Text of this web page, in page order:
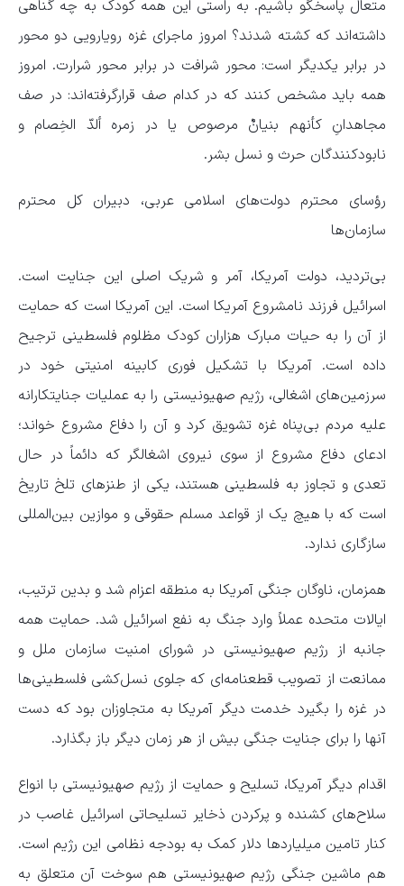
متعال پاسخگو باشیم. به راستی این همه کودک به چه گناهی
داشته‌اند که کشته‌ شدند؟ امروز ماجرای غزه رویارویی دو محور
در برابر یکدیگر است: محور شرافت در برابر محور شرارت. امروز
همه باید مشخص کنند که در کدام صف قرارگرفته‌اند: در صف
مجاهدانِ کأنهم بنیانٌ مرصوص یا در زمره ألدّ الخِصام و
نابودکنندگان حرث و نسل بشر.
رؤسای محترم دولت‌های اسلامی عربی،‌ دبیران کل محترم
سازمان‌ها
بی‌تردید، دولت آمریکا، آمر و شریک اصلی این جنایت است.
اسرائیل فرزند نامشروع آمریکا است. این آمریکا است که حمایت
از آن را به حیات مبارک هزاران کودک مظلوم فلسطینی ترجیح
داده است. آمریکا با تشکیل فوری کابینه امنیتی خود در
سرزمین‌های اشغالی، رژیم صهیونیستی را به عملیات جنایتکارانه
علیه مردم بی‌پناه غزه تشویق کرد و آن را دفاع مشروع خواند؛
ادعای دفاع مشروع از سوی نیروی اشغالگر که دائماً در حال
تعدی و تجاوز به فلسطینی‌ هستند، یکی از طنزهای تلخ تاریخ
است که با هیچ یک از قواعد مسلم حقوقی و موازین بین‌المللی
سازگاری ندارد.
همزمان، ناوگان جنگی آمریکا به منطقه اعزام شد و بدین ترتیب،
ایالات متحده عملاً وارد جنگ به نفع اسرائیل شد. حمایت همه
جانبه از رژیم صهیونیستی در شورای امنیت سازمان ملل و
ممانعت از تصویب قطعنامه‌ای که جلوی نسل‌کشی فلسطینی‌ها
در غزه را بگیرد خدمت دیگر آمریکا به متجاوزان بود که دست
آنها را برای جنایت جنگی بیش از هر زمان دیگر باز بگذارد.
اقدام دیگر آمریکا، تسلیح و حمایت از رژیم صهیونیستی با انواع
سلاح‌های کشنده و پرکردن ذخایر تسلیحاتی اسرائیل غاصب در
کنار تامین میلیاردها دلار کمک به بودجه نظامی این رژیم است.
هم ماشین جنگی رژیم صهیونیستی هم سوخت آن متعلق به